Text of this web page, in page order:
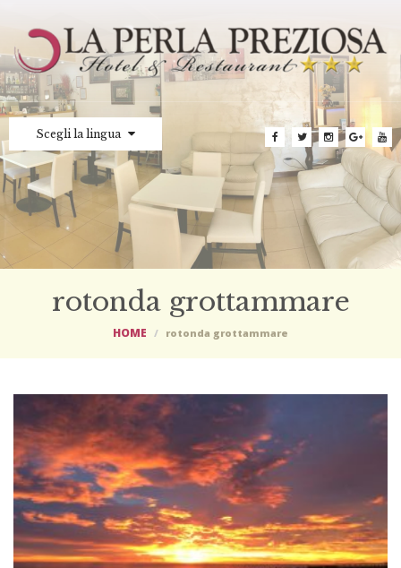
Scegli la lingua
rotonda grottammare
HOME rotonda grottammare